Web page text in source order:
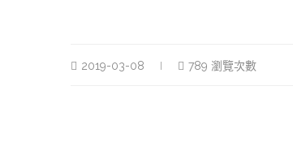
2019-03-08 789 瀏覽次數